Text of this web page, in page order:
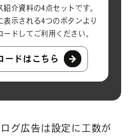
紹介資料の4点セットです。
表示される4つのボタンより
ードしてご利用ください。
ードはこちら
グ広告は設定に工数が